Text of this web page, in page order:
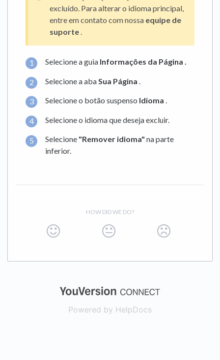
excluído. Para alterar o idioma principal,
entre em contato com nossa equipe de
suporte .
Selecione a guia Informações da Página .
Selecione a aba Sua Página
Selecione o botão suspenso Idioma .
Selecione o idioma que deseja excluir.
Selecione "Remover idioma" na parte
inferior.
HOW DID WE DO?
(opens in a
Powered by HelpDocs